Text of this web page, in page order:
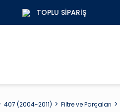
TOPLU SIPARIŞ
407 (2004-2011) Filtre ve Parçaları